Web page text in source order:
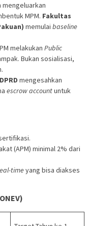
mengeluarkan
MPM. Fakultas
memulai baseline
melakukan Public
Bukan sosialisasi,
DPRD mengesahkan
escrow accountuntuk
(APM) minimal 2% dari
timeyang bisa diakses